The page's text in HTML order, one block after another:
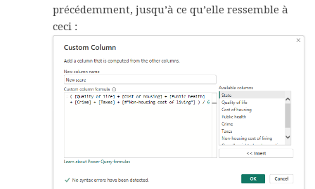
précédemment, jusqu’à ce qu’elle ressemble à
ceci :